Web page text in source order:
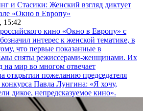
и Стасики: Женский взгляд диктует
«Окно в Европу»
15:42
кино «Окно в Европу» с
интерес к женской тематике, в
что первые показанные в
сняты режиссерами-женщинами. Их
на мир во многом отвечает
открытии пожеланию председателя
Павла Лунгина: «Я хочу,
дикое, непредсказуемое кино».